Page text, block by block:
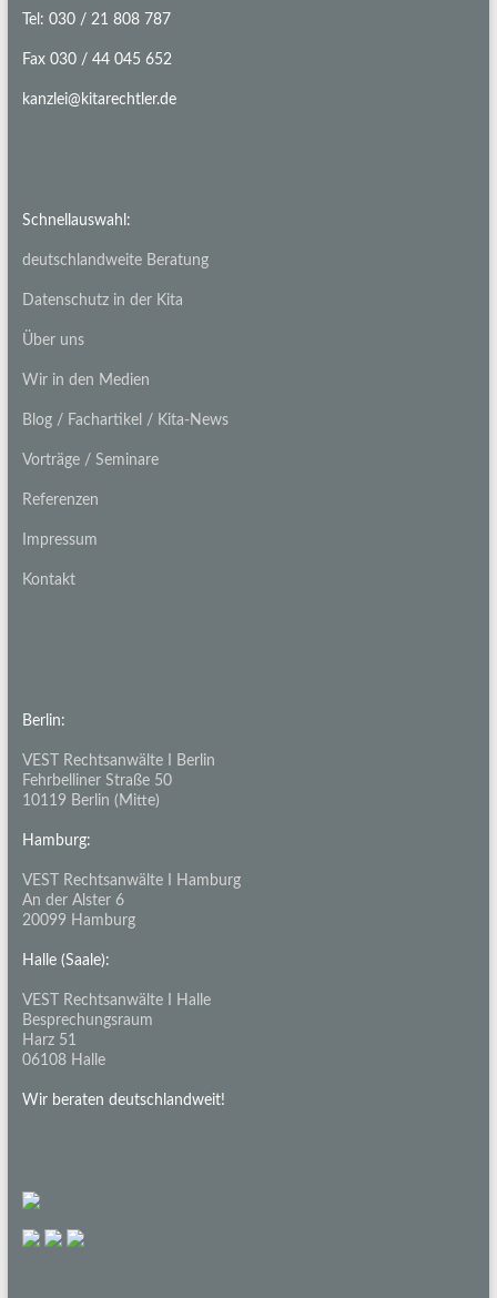
Tel: 030 / 21 808 787
Fax 030 / 44 045 652
kanzlei@kitarechtler.de
Schnellauswahl:
deutschlandweite Beratung
Datenschutz in der Kita
Über uns
Wir in den Medien
Blog / Fachartikel / Kita-News
Vorträge / Seminare
Referenzen
Impressum
Kontakt
Berlin:
VEST Rechtsanwälte I Berlin
Fehrbelliner Straße 50
10119 Berlin (Mitte)
Hamburg:
VEST Rechtsanwälte I Hamburg
An der Alster 6
20099 Hamburg
Halle (Saale):
VEST Rechtsanwälte I Halle
Besprechungsraum
Harz 51
06108 Halle
Wir beraten deutschlandweit!